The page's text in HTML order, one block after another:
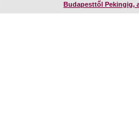
Budapesttől Pekingig,